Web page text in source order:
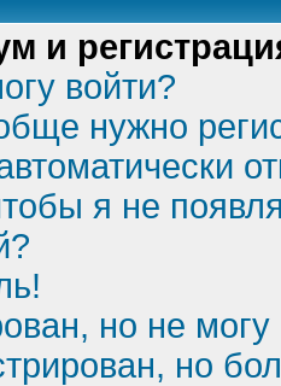
и
войти?
нужно
я не
но не могу
но